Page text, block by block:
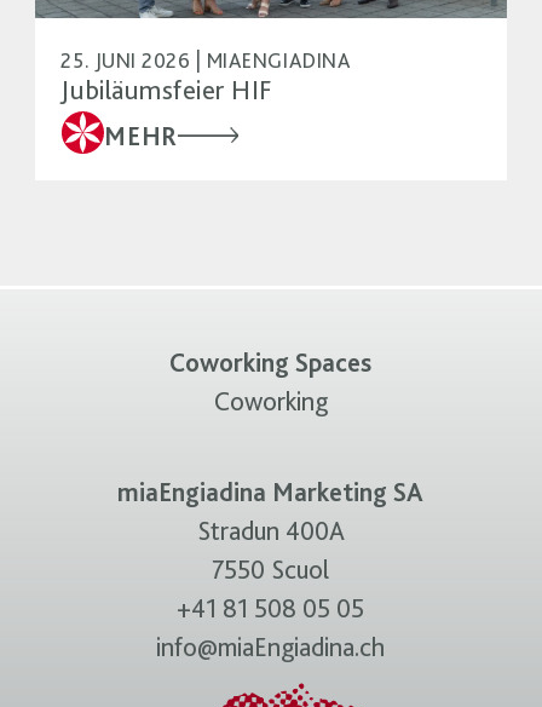
25. JUNI 2026 | MIAENGIADINA
Jubiläumsfeier HIF
MEHR
Coworking Spaces
Coworking
miaEngiadina Marketing SA
Stradun 400A
7550 Scuol
+41 81 508 05 05
info@miaEngiadina.ch